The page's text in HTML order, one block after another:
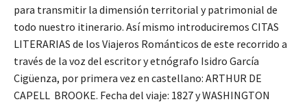
para transmitir la dimensión territorial y patrimonial de
todo nuestro itinerario. Así mismo introduciremos CITAS
LITERARIAS de los Viajeros Románticos de este recorrido a
través de la voz del escritor y etnógrafo Isidro García
Cigüenza, por primera vez en castellano: ARTHUR DE
CAPELL BROOKE. Fecha del viaje: 1827 y WASHINGTON